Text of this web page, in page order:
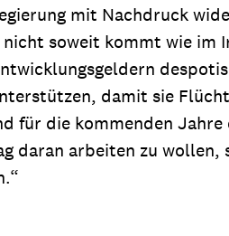
mit Nachdruck
soweit kommt wie
damit sie
für die kommenden
daran arbeiten zu